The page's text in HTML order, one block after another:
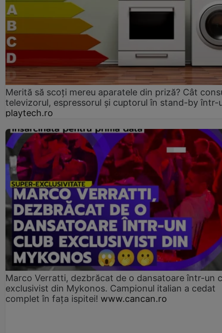
Merită să scoți mereu aparatele din priză? Cât
televizorul, espressorul și cuptorul în stand-by într-
playtech.ro
Marco Verratti, dezbrăcat de o dansatoare într-un
exclusivist din Mykonos. Campionul italian a cedat
complet în fața ispitei! www.cancan.ro